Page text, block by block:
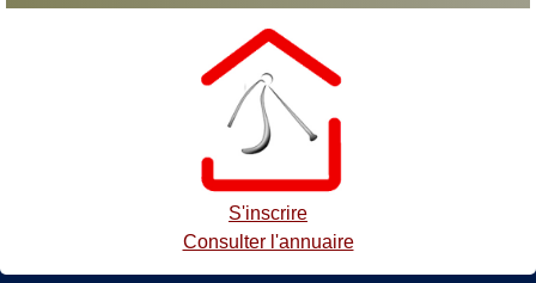
S'inscrire
Consulter l'annuaire